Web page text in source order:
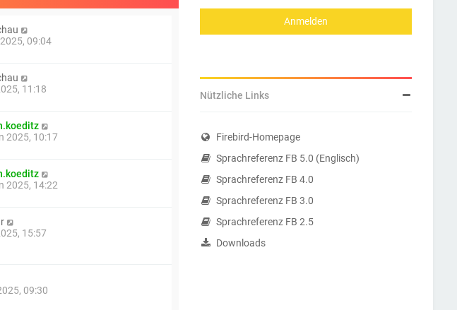
09:04
11:18
2025, 10:17
2025, 14:22
15:57
09:30
Nützliche Links
Firebird-Homepage
Sprachreferenz FB 5.0 (Englisch)
Sprachreferenz FB 4.0
Sprachreferenz FB 3.0
Sprachreferenz FB 2.5
Downloads